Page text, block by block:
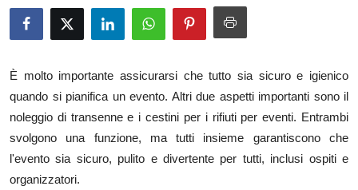
About
Submit Press Release
Health
Guest Posting
È molto importante assicurarsi che tutto sia sicuro e igienico
quando si pianifica un evento. Altri due aspetti importanti sono il
noleggio di transenne e i cestini per i rifiuti per eventi. Entrambi
svolgono una funzione, ma tutti insieme garantiscono che
l'evento sia sicuro, pulito e divertente per tutti, inclusi ospiti e
organizzatori.